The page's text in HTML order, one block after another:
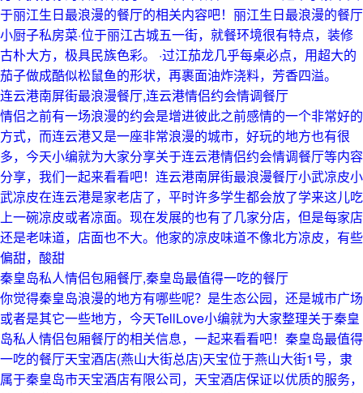
于丽江生日最浪漫的餐厅的相关内容吧！丽江生日最浪漫的餐厅
小厨子私房菜·位于丽江古城五一街，就餐环境很有特点，装修
古朴大方，极具民族色彩。 ·过江茄龙几乎每桌必点，用超大的
茄子做成酷似松鼠鱼的形状，再裹面油炸浇料，芳香四溢。
连云港南屏街最浪漫餐厅,连云港情侣约会情调餐厅
情侣之前有一场浪漫的约会是增进彼此之前感情的一个非常好的
方式，而连云港又是一座非常浪漫的城市，好玩的地方也有很
多，今天小编就为大家分享关于连云港情侣约会情调餐厅等内容
分享，我们一起来看看吧！连云港南屏街最浪漫餐厅小武凉皮小
武凉皮在连云港是家老店了，平时许多学生都会放了学来这儿吃
上一碗凉皮或者凉面。现在发展的也有了几家分店，但是每家店
还是老味道，店面也不大。他家的凉皮味道不像北方凉皮，有些
偏甜，酸甜
秦皇岛私人情侣包厢餐厅,秦皇岛最值得一吃的餐厅
你觉得秦皇岛浪漫的地方有哪些呢？是生态公园，还是城市广场
或者是其它一些地方，今天TellLove小编就为大家整理关于秦皇
岛私人情侣包厢餐厅的相关信息，一起来看看吧！秦皇岛最值得
一吃的餐厅天宝酒店(燕山大街总店)天宝位于燕山大街1号，隶
属于秦皇岛市天宝酒店有限公司，天宝酒店保证以优质的服务，